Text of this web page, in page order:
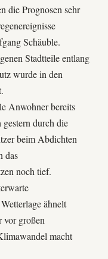
die Prognosen sehr
Schäuble.
Stadtteile entlang
wurde in den
Anwohner bereits
durch die
beim Abdichten
das
noch tief.
ähnelt
vor großen
macht